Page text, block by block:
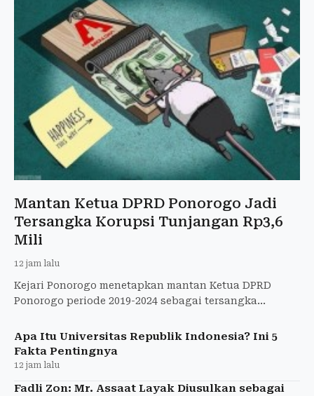
Mantan Ketua DPRD Ponorogo Jadi
Tersangka Korupsi Tunjangan Rp3,6
Mili
12 jam lalu
Kejari Ponorogo menetapkan mantan Ketua DPRD
Ponorogo periode 2019-2024 sebagai tersangka
kerugian negara sekitar Rp3,
Apa Itu Universitas Republik Indonesia? Ini 5
Fakta Pentingnya
12 jam lalu
Fadli Zon: Mr. Assaat Layak Diusulkan sebagai